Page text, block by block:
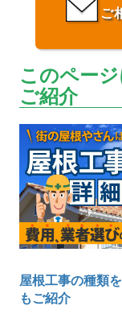
ご
このペー
ご紹介
屋根工事の種類
もご紹介